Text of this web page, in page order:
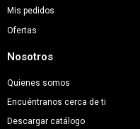
Mis pedidos
Ofertas
Nosotros
Quienes somos
Encuéntranos cerca de ti
Descargar catálogo